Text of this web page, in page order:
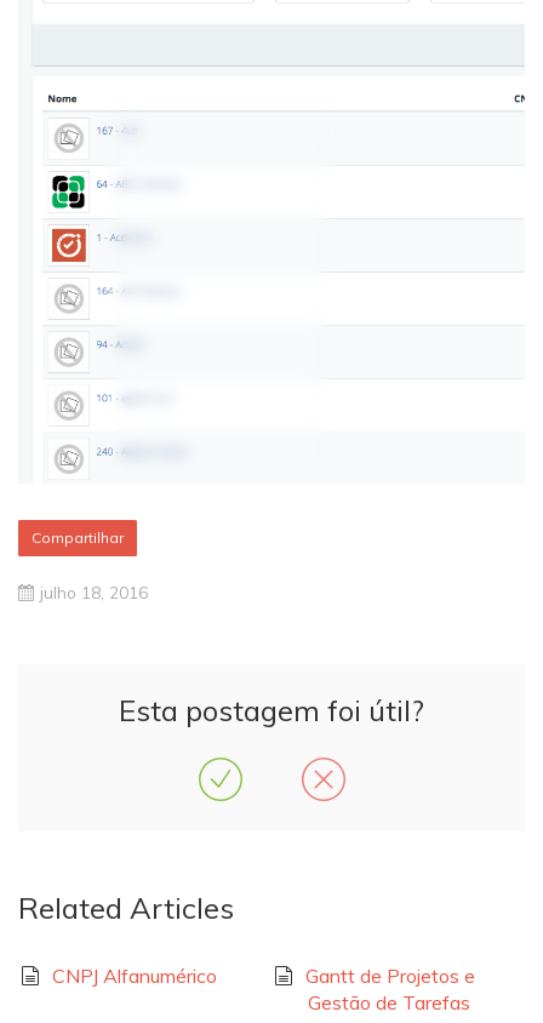
Compartilhar
julho 18, 2016
Esta postagem foi útil?
Related Articles
CNPJ Alfanumérico
Gantt de Projetos e
Gestão de Tarefas